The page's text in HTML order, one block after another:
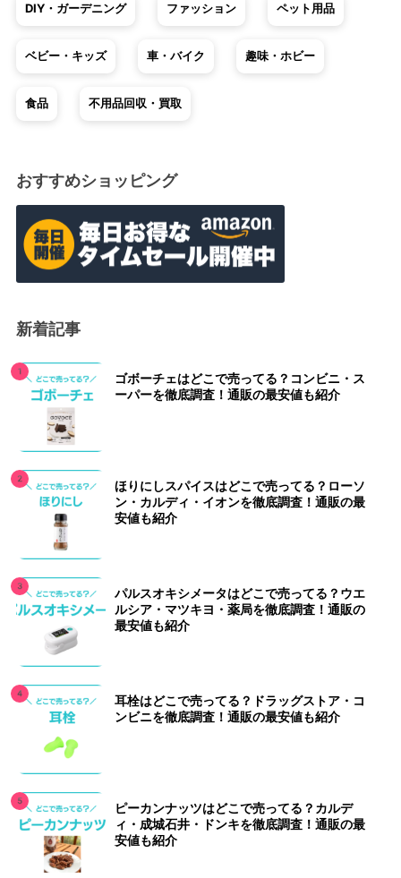
DIY・ガーデニング ファッション ペット用品
ベビー・キッズ 車・バイク 趣味・ホビー
食品 不用品回収・買取
おすすめショッピング
新着記事
ゴボーチェはどこで売ってる？コンビニ・ス
ーパーを徹底調査！通販の最安値も紹介
ほりにしスパイスはどこで売ってる？ローソ
ン・カルディ・イオンを徹底調査！通販の最
安値も紹介
パルスオキシメータはどこで売ってる？ウエ
ルシア・マツキヨ・薬局を徹底調査！通販の
最安値も紹介
耳栓はどこで売ってる？ドラッグストア・コ
ンビニを徹底調査！通販の最安値も紹介
ピーカンナッツはどこで売ってる？カルデ
ィ・成城石井・ドンキを徹底調査！通販の最
安値も紹介